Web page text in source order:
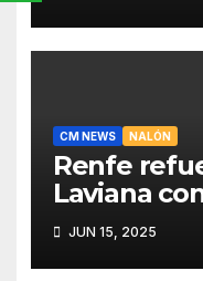
CM NEWS NALÓN
Renfe
Laviana
fiables y
recuperar
JUN 15, 2025